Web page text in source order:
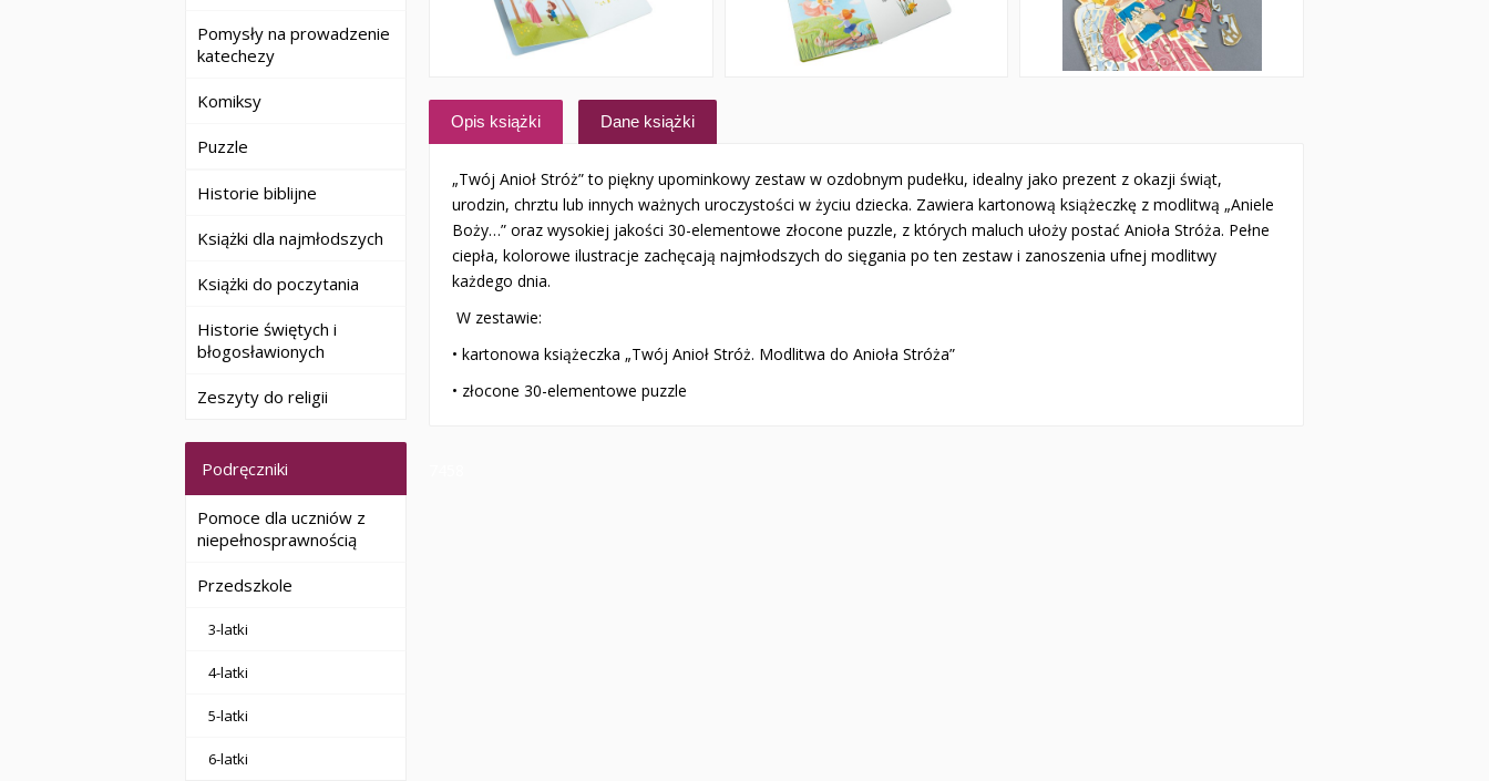
Pomysły na prowadzenie
katechezy
Komiksy
Puzzle
Historie biblijne
Książki dla najmłodszych
Książki do poczytania
Historie świętych i
błogosławionych
Zeszyty do religii
Podręczniki
Pomoce dla uczniów z
niepełnosprawnością
Przedszkole
3-latki
4-latki
5-latki
6-latki
Opis książki Dane książki
„Twój Anioł Stróż” to piękny upominkowy zestaw w ozdobnym pudełku, idealny jako prezent z okazji świąt,
urodzin, chrztu lub innych ważnych uroczystości w życiu dziecka. Zawiera kartonową książeczkę z modlitwą „Aniele
Boży…” oraz wysokiej jakości 30-elementowe złocone puzzle, z których maluch ułoży postać Anioła Stróża. Pełne
ciepła, kolorowe ilustracje zachęcają najmłodszych do sięgania po ten zestaw i zanoszenia ufnej modlitwy
każdego dnia.
W zestawie:
• kartonowa książeczka „Twój Anioł Stróż. Modlitwa do Anioła Stróża”
• złocone 30-elementowe puzzle